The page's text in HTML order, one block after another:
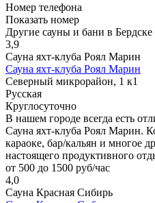
Номер телефона
Показать номер
Другие сауны и бани в Бердске
3,9
Сауна яхт-клуба Роял Марин
Сауна яхт-клуба Роял Марин
Северный микрорайон, 1 к1
Русская
Круглосуточно
В нашем городе всегда есть
Сауна яхт-клуба Роял Марин.
караоке, бар/кальян и многое
настоящего продуктивного
от 500 до 1500 руб/час
4,0
Сауна Красная Сибирь